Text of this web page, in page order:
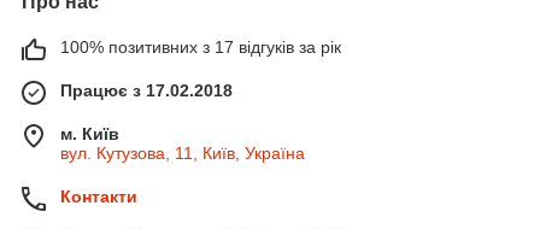
100% позитивних з 17 відгуків за рік
Працює з 17.02.2018
м. Київ
вул. Кутузова, 11, Київ, Україна
Контакти